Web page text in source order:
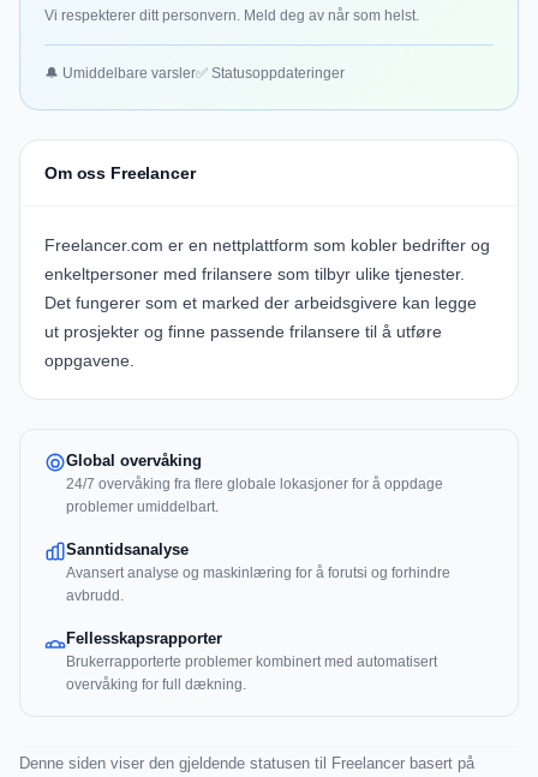
Vi respekterer ditt personvern. Meld deg av når som helst.
🔔 Umiddelbare varsler✅ Statusoppdateringer
Om oss Freelancer
Freelancer.com er en nettplattform som kobler bedrifter og
enkeltpersoner med frilansere som tilbyr ulike tjenester.
Det fungerer som et marked der arbeidsgivere kan legge
ut prosjekter og finne passende frilansere til å utføre
oppgavene.
Global overvåking
24/7 overvåking fra flere globale lokasjoner for å oppdage
problemer umiddelbart.
Sanntidsanalyse
Avansert analyse og maskinlæring for å forutsi og forhindre
avbrudd.
Fellesskapsrapporter
Brukerrapporterte problemer kombinert med automatisert
overvåking for full dækning.
Denne siden viser den gjeldende statusen til Freelancer basert på